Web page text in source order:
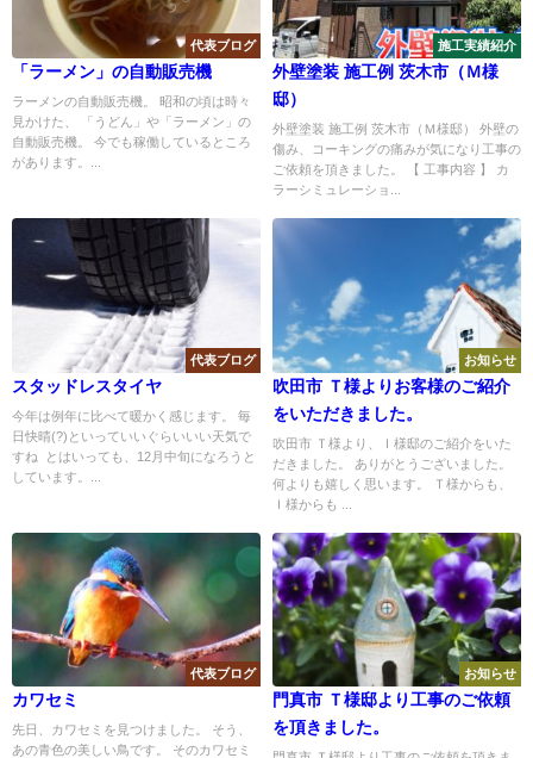
代表ブログ
「ラーメン」の自動販売機
ラーメンの自動販売機。 昭和の頃は時々
見かけた、 「うどん」や「ラーメン」の
自動販売機。 今でも稼働しているところ
があります。...
施工実績紹介
外壁塗装 施工例 茨木市（Ｍ様
邸）
外壁塗装 施工例 茨木市（Ｍ様邸） 外壁の
傷み、コーキングの痛みが気になり工事の
ご依頼を頂きました。 【 工事内容 】 カ
ラーシミュレーショ...
代表ブログ
スタッドレスタイヤ
今年は例年に比べて暖かく感じます。 毎
日快晴(?)といっていいぐらいいい天気で
すね とはいっても、12月中旬になろうと
しています。...
お知らせ
吹田市 Ｔ様よりお客様のご紹介
をいただきました。
吹田市 Ｔ様より、Ｉ様邸のご紹介をいた
だきました。 ありがとうございました。
何よりも嬉しく思います。 Ｔ様からも、
Ｉ様からも ...
代表ブログ
カワセミ
先日、カワセミを見つけました。 そう、
あの青色の美しい鳥です。 そのカワセミ
お知らせ
門真市 Ｔ様邸より工事のご依頼
を頂きました。